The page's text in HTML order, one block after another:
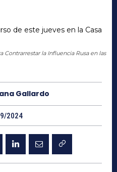
Contrarrestar la Influencia Rusa en las
Gallardo
2024